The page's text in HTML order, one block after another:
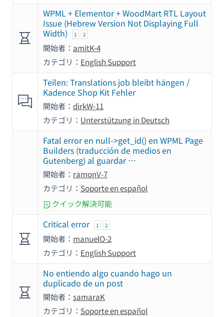
WPML + Elementor + WoodMart RTL Layout
Issue (Hebrew Version Not Displaying Full
Width)
1 2
開始者： amitK-4
カテゴリ： English Support
Teilen: Translations job bleibt hängen /
Kadence Shop Kit Fehler
開始者： dirkW-11
カテゴリ： Unterstützung in Deutsch
Fatal error en null->get_id() en WPML Page
Builders (traducción de medios en
Gutenberg) al guardar …
開始者： ramonV-7
カテゴリ： Soporte en español
クイック解決可能
Critical error 1 2
開始者： manuelO-2
カテゴリ： English Support
No entiendo algo cuando hago un
duplicado de un post
開始者： samaraK
カテゴリ： Soporte en español